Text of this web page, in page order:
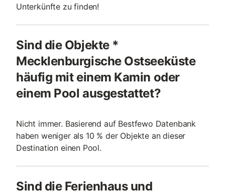
Unterkünfte zu finden!
Sind die Objekte *
Mecklenburgische Ostseeküste
häufig mit einem Kamin oder
einem Pool ausgestattet?
Nicht immer. Basierend auf Bestfewo Datenbank
haben weniger als 10 % der Objekte an dieser
Destination einen Pool.
Sind die Ferienhaus und